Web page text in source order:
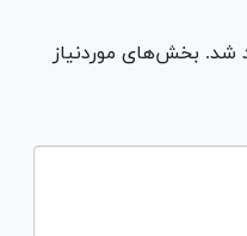
شد. بخش‌های موردنیاز